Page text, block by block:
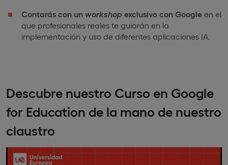
Contarás con un workshop exclusivo con Google en el
que profesionales reales te guiarán en la
implementación y uso de diferentes aplicaciones IA.
Descubre nuestro Curso en Google
for Education de la mano de nuestro
claustro